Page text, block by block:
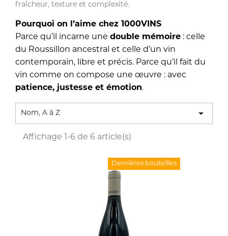
fraîcheur, texture et complexité.
Pourquoi on l’aime chez 1000VINS
Parce qu’il incarne une double mémoire : celle
du Roussillon ancestral et celle d’un vin
contemporain, libre et précis. Parce qu’il fait du
vin comme on compose une œuvre : avec
patience, justesse et émotion.
Nom, A à Z 
Affichage 1-6 de 6 article(s)
Dernières bouteilles